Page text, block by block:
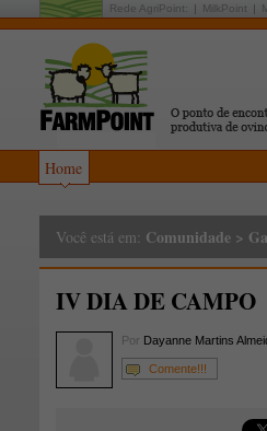
Rede AgriPoint: MilkPoint
Home
Você está em: Comunidade >
IV DIA DE CAMPO
Por Dayanne Martins
Comente!!!